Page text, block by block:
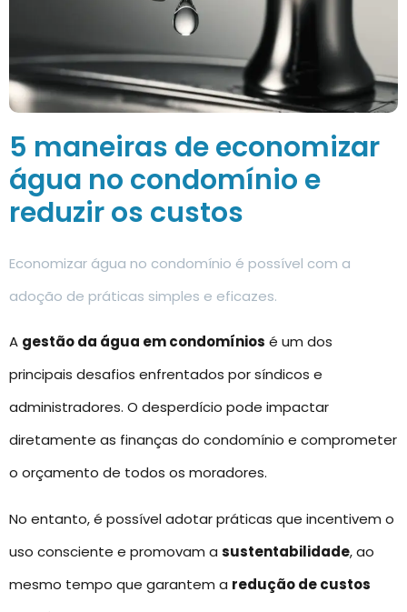
5 maneiras de economizar
água no condomínio e
reduzir os custos
Economizar água no condomínio é possível com a
adoção de práticas simples e eficazes.
A gestão da água em condomínios é um dos
principais desafios enfrentados por síndicos e
administradores. O desperdício pode impactar
diretamente as finanças do condomínio e comprometer
o orçamento de todos os moradores.
No entanto, é possível adotar práticas que incentivem o
uso consciente e promovam a sustentabilidade, ao
mesmo tempo que garantem a redução de custos